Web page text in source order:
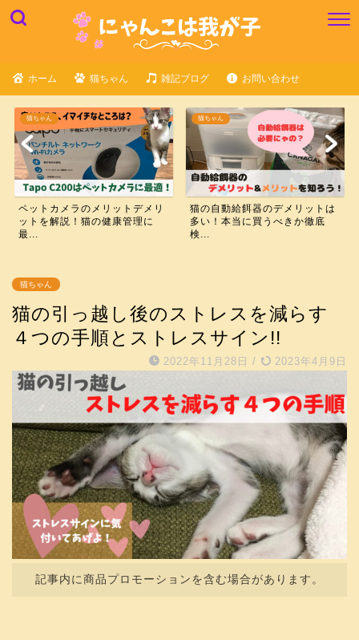
ホーム 猫ちゃん 雑記ブログ お問い合わせ
猫ちゃん
ペットカメラのメリットデメリ
ットを解説！猫の健康管理に
最...
猫ちゃん
猫の自動給餌器のデメリットは
多い！本当に買うべきか徹底
検...
猫ちゃん
猫の引っ越し後のストレスを減らす
４つの手順とストレスサイン!!
2022年11月28日 / 2023年4月9日
記事内に商品プロモーションを含む場合があります。